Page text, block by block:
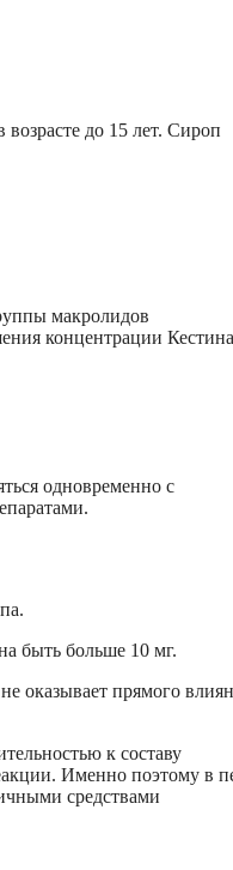
до 15 лет. Сироп
макролидов
концентрации
одновременно с
быть больше 10 мг.
оказывает прямого
к составу
Именно поэтому в
средствами